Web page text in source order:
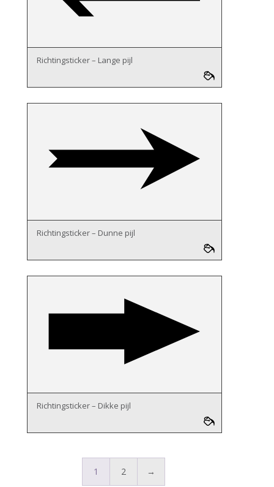
Richtingsticker – Lange pijl
Richtingsticker – Dunne pijl
Richtingsticker – Dikke pijl
1 2 →